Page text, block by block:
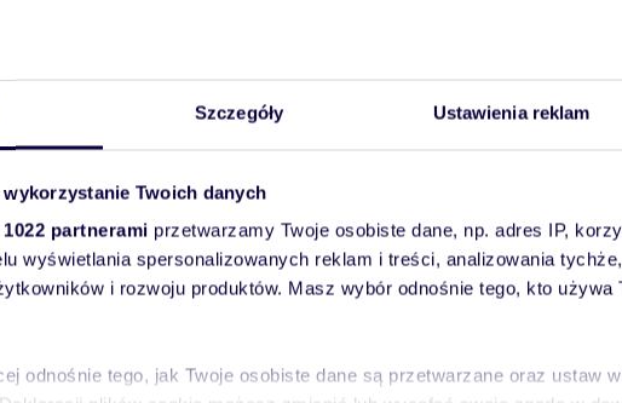
Szczegóły Ustawienia reklam
Twoich danych
partnerami przetwarzamy Twoje osobiste dane, np. adres IP,
wyświetlania spersonalizowanych reklam i treści, analizowania
i rozwoju produktów. Masz wybór odnośnie tego, kto
odnośnie tego, jak Twoje osobiste dane są przetwarzane oraz ustaw